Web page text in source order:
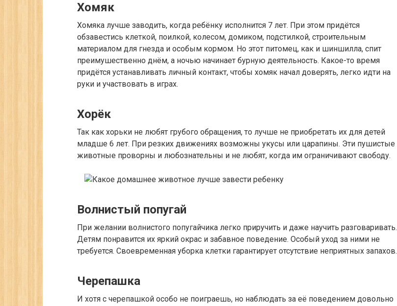
Хомяк
Хомяка лучше заводить, когда ребёнку исполнится 7 лет. При этом придётся
обзавестись клеткой, поилкой, колесом, домиком, подстилкой, строительным
материалом для гнезда и особым кормом. Но этот питомец, как и шиншилла, спит
преимушественно днём, а ночью начинает бурную деятельность. Какое-то время
придётся устанавливать личный контакт, чтобы хомяк начал доверять, легко идти на
руки и участвовать в играх.
Хорёк
Так как хорьки не любят грубого обращения, то лучше не приобретать их для детей
младше 6 лет. При резких движениях возможны укусы или царапины. Эти пушистые
животные проворны и любознательны и не любят, когда им ограничивают свободу.
Волнистый попугай
При желании волнистого попугайчика легко приручить и даже научить разговаривать.
Детям понравится их яркий окрас и забавное поведение. Особый уход за ними не
требуется. Своевременная уборка клетки гарантирует отсутствие неприятных запахов.
Черепашка
И хотя с черепашкой особо не поиграешь, но наблюдать за её поведением довольно